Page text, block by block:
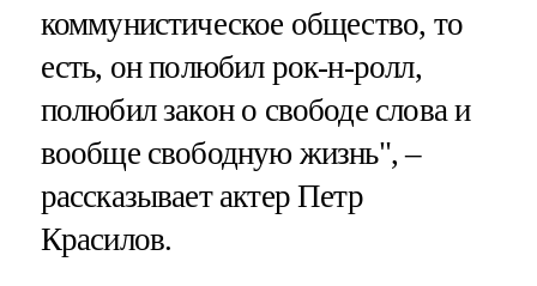
коммунистическое общество, то
есть, он полюбил рок-н-ролл,
полюбил закон о свободе слова и
вообще свободную жизнь", –
рассказывает актер Петр
Красилов.